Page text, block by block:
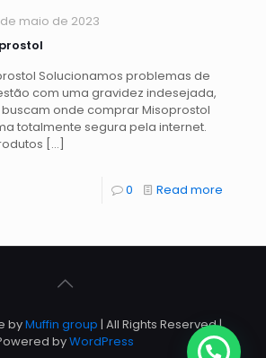
de maio de 2023
Solucionamos problemas de
com uma gravidez indesejada,
onde comprar Misoprostol
totalmente segura pela internet.
[…]
0 Read more
byMuffin group | All Rights Reserved |
byWordPress